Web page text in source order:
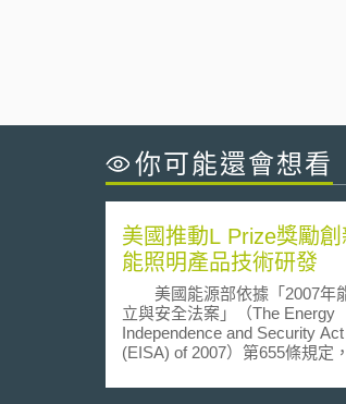
你可能還會想看
美國推動L Prize獎勵
能照明產品技術研發
美國能源部依據「2007年
立與安全法案」（The Energy
Independence and Security Act
(EISA) of 2007）第655條規定
Prize)競賽，這是第一個由美